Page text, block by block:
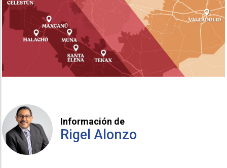
Información de
Rigel Alonzo